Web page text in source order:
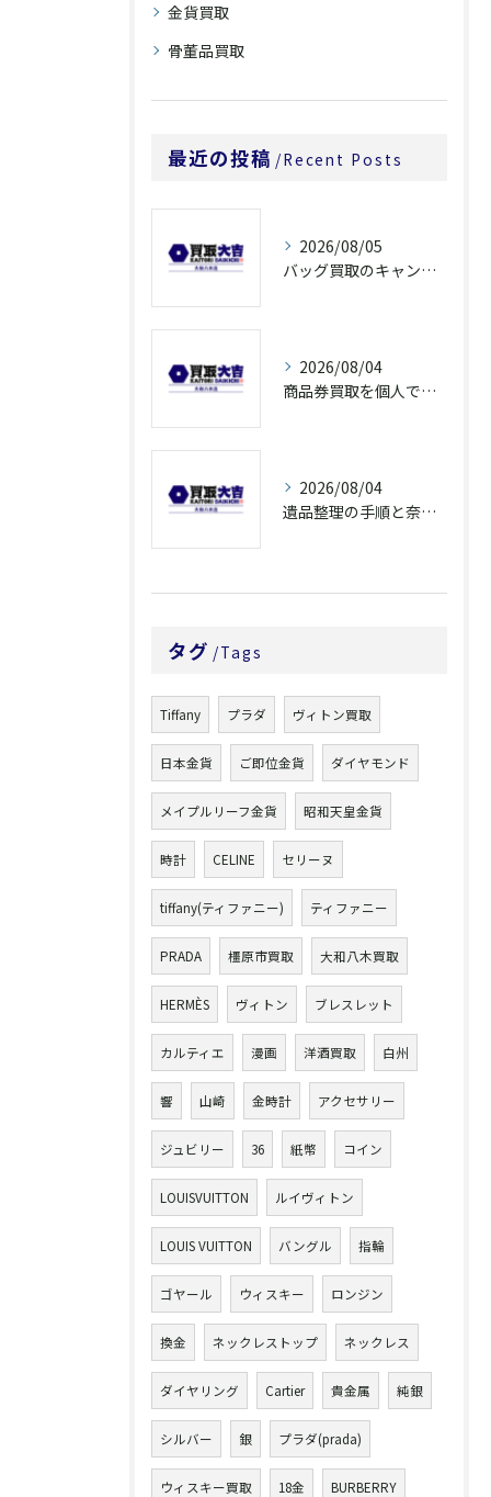
金貨買取
骨董品買取
最近の投稿 Recent Posts
2026/08/05
バッグ買取のキャンペーンで奈良県橿原市でお得に売るための条件と注意点徹底ガイド
2026/08/04
商品券買取を個人で利用する際の奈良県橿原市で知っておきたい高換金ポイント
2026/08/04
遺品整理の手順と奈良県橿原市で無駄なく片付ける方法とごみ処分ポイント
タグ Tags
Tiffany プラダ ヴィトン買取
日本金貨 ご即位金貨 ダイヤモンド
メイプルリーフ金貨 昭和天皇金貨
時計 CELINE セリーヌ
tiffany(ティファニー) ティファニー
PRADA 橿原市買取 大和八木買取
HERMÈS ヴィトン ブレスレット
カルティエ 漫画 洋酒買取 白州
響 山崎 金時計 アクセサリー
ジュビリー 36 紙幣 コイン
LOUISVUITTON ルイヴィトン
LOUIS VUITTON バングル 指輪
ゴヤール ウィスキー ロンジン
換金 ネックレストップ ネックレス
ダイヤリング Cartier 貴金属 純銀
シルバー 銀 プラダ(prada)
ウィスキー買取 18金 BURBERRY